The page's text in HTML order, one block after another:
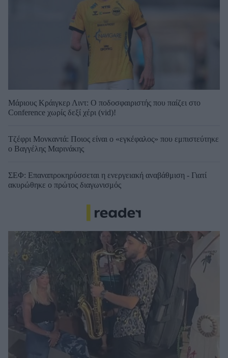
Μάριους Κράιγκερ Λιντ: Ο ποδοσφαιριστής που παίζει στο
Conference χωρίς δεξί χέρι (vid)!
Τζέφρι Μονκαντά: Ποιος είναι ο «εγκέφαλος» που εμπιστεύτηκε
ο Βαγγέλης Μαρινάκης
ΣΕΦ: Επαναπροκηρύσσεται η ενεργειακή αναβάθμιση - Γιατί
ακυρώθηκε ο πρώτος διαγωνισμός